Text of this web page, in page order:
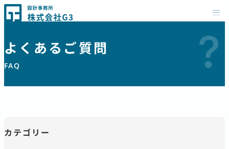
内
容
を
ス
キ
株式会社G3
よくあるご質問
FAQ
カテゴリー